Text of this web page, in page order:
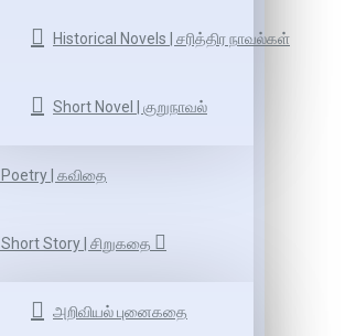
Historical Novels | சரித்திர நாவல்கள்
Short Novel | குறுநாவல்
Poetry | கவிதை
Short Story | சிறுகதை
அறிவியல் புனைகதை